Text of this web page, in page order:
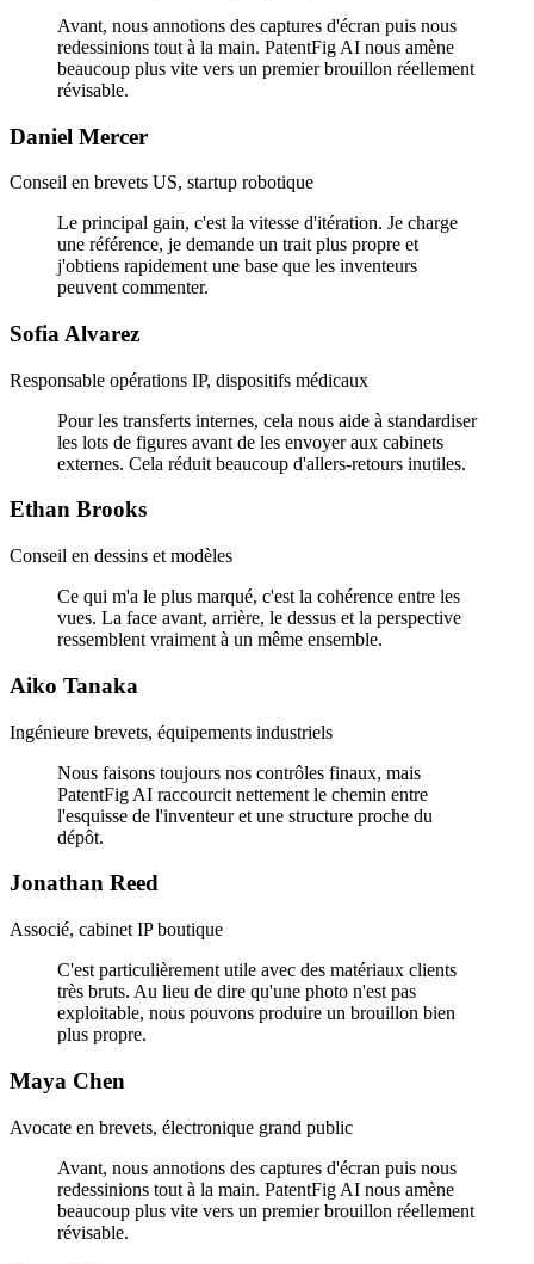
Avant, nous annotions des captures d'écran puis nous
redessinions tout à la main. PatentFig AI nous amène
beaucoup plus vite vers un premier brouillon réellement
révisable.
Daniel Mercer
Conseil en brevets US, startup robotique
Le principal gain, c'est la vitesse d'itération. Je charge
une référence, je demande un trait plus propre et
j'obtiens rapidement une base que les inventeurs
peuvent commenter.
Sofia Alvarez
Responsable opérations IP, dispositifs médicaux
Pour les transferts internes, cela nous aide à standardiser
les lots de figures avant de les envoyer aux cabinets
externes. Cela réduit beaucoup d'allers-retours inutiles.
Ethan Brooks
Conseil en dessins et modèles
Ce qui m'a le plus marqué, c'est la cohérence entre les
vues. La face avant, arrière, le dessus et la perspective
ressemblent vraiment à un même ensemble.
Aiko Tanaka
Ingénieure brevets, équipements industriels
Nous faisons toujours nos contrôles finaux, mais
PatentFig AI raccourcit nettement le chemin entre
l'esquisse de l'inventeur et une structure proche du
dépôt.
Jonathan Reed
Associé, cabinet IP boutique
C'est particulièrement utile avec des matériaux clients
très bruts. Au lieu de dire qu'une photo n'est pas
exploitable, nous pouvons produire un brouillon bien
plus propre.
Maya Chen
Avocate en brevets, électronique grand public
Avant, nous annotions des captures d'écran puis nous
redessinions tout à la main. PatentFig AI nous amène
beaucoup plus vite vers un premier brouillon réellement
révisable.